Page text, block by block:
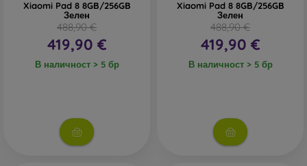
Xiaomi Pad 8 8GB/256GB
Зелен
488,90 €
419,90 €
В наличност > 5 бр
Xiaomi Pad 8 8GB/256GB
Зелен
488,90 €
419,90 €
В наличност > 5 бр